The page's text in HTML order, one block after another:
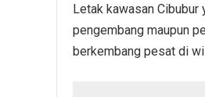
Letak kawasan Cibubur
pengembang maupun
berkembang pesat di